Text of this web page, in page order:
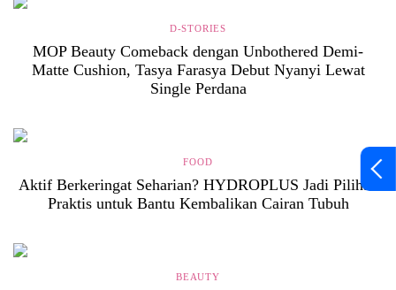
D-STORIES
MOP Beauty Comeback dengan Unbothered Demi-
Matte Cushion, Tasya Farasya Debut Nyanyi Lewat
Single Perdana
FOOD
Aktif Berkeringat Seharian? HYDROPLUS Jadi Pilihan
Praktis untuk Bantu Kembalikan Cairan Tubuh
BEAUTY